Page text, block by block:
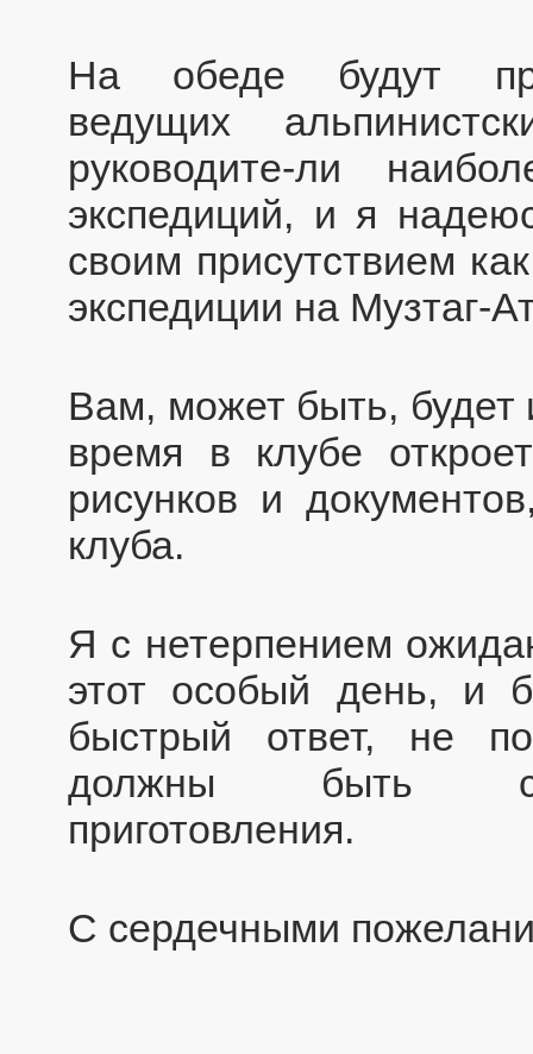
На обеде будут
ведущих
руководите-ли
экспедиций, и я
своим присутствием
экспедиции на Музтаг-
Вам, может быть, будет
время в клубе
рисунков и
клуба.
Я с нетерпением
этот особый день, и
быстрый ответ, не
должны быть
приготовления.
С сердечными